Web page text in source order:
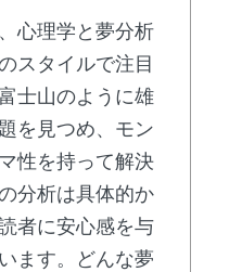
心理学と夢分析
スタイルで注目
士山のように雄
を見つめ、モン
性を持って解決
分析は具体的か
者に安心感を与
ます。どんな夢